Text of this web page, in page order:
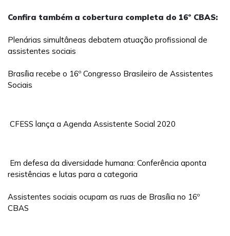
Confira também a cobertura completa do 16º CBAS:
Plenárias simultâneas debatem atuação profissional de
assistentes sociais
Brasília recebe o 16º Congresso Brasileiro de Assistentes
Sociais
CFESS lança a Agenda Assistente Social 2020
Em defesa da diversidade humana: Conferência aponta
resistências e lutas para a categoria
Assistentes sociais ocupam as ruas de Brasília no 16º
CBAS